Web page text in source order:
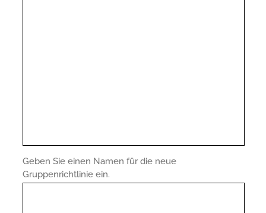
Geben Sie einen Namen für die neue
Gruppenrichtlinie ein.